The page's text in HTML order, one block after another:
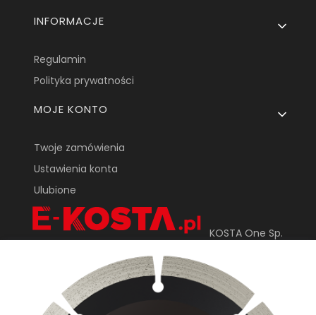
INFORMACJE
Regulamin
Polityka prywatności
MOJE KONTO
Twoje zamówienia
Ustawienia konta
Ulubione
KOSTA One Sp.
ul. Tarnowska 24
33-170 Tuchów